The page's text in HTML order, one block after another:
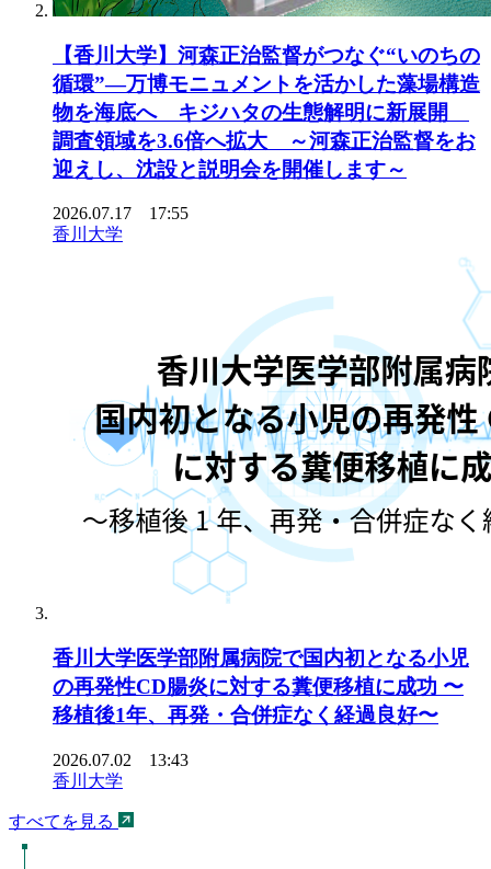
【香川大学】河森正治監督がつなぐ“いのちの
循環”―万博モニュメントを活かした藻場構造
物を海底へ キジハタの生態解明に新展開
調査領域を3.6倍へ拡大 ～河森正治監督をお
迎えし、沈設と説明会を開催します～
2026.07.17 17:55
香川大学
香川大学医学部附属病院で国内初となる小児
の再発性CD腸炎に対する糞便移植に成功 〜
移植後1年、再発・合併症なく経過良好〜
2026.07.02 13:43
香川大学
すべてを見る